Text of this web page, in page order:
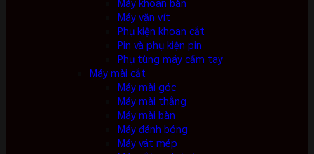
Máy khoan bàn
Máy vặn vít
Phụ kiện khoan cắt
Pin và phụ kiện pin
Phụ tùng máy cầm tay
Máy mài cắt
Máy mài góc
Máy mài thẳng
Máy mài bàn
Máy đánh bóng
Máy vát mép